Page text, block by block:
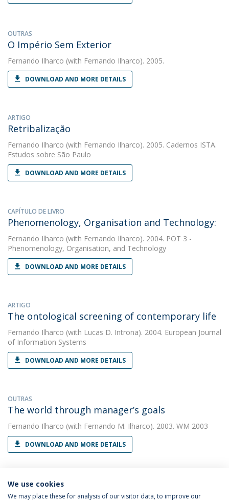
OUTRAS
O Império Sem Exterior
Fernando Ilharco (with Fernando Ilharco). 2005.
DOWNLOAD AND MORE DETAILS
ARTIGO
Retribalização
Fernando Ilharco (with Fernando Ilharco). 2005. Cadernos ISTA.
Estudos sobre São Paulo
DOWNLOAD AND MORE DETAILS
CAPÍTULO DE LIVRO
Phenomenology, Organisation and Technology:
Fernando Ilharco (with Fernando Ilharco). 2004. POT 3 -
Phenomenology, Organisation, and Technology
DOWNLOAD AND MORE DETAILS
ARTIGO
The ontological screening of contemporary life
Fernando Ilharco (with Lucas D. Introna). 2004. European Journal
of Information Systems
DOWNLOAD AND MORE DETAILS
OUTRAS
The world through manager’s goals
Fernando Ilharco (with Fernando M. Ilharco). 2003. WM 2003
DOWNLOAD AND MORE DETAILS
We use cookies
We may place these for analysis of our visitor data, to improve our